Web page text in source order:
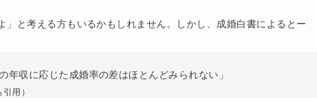
」と考える方もいるかもしれません。しかし、成婚白書によるとー
年収に応じた成婚率の差はほとんどみられない」
用）